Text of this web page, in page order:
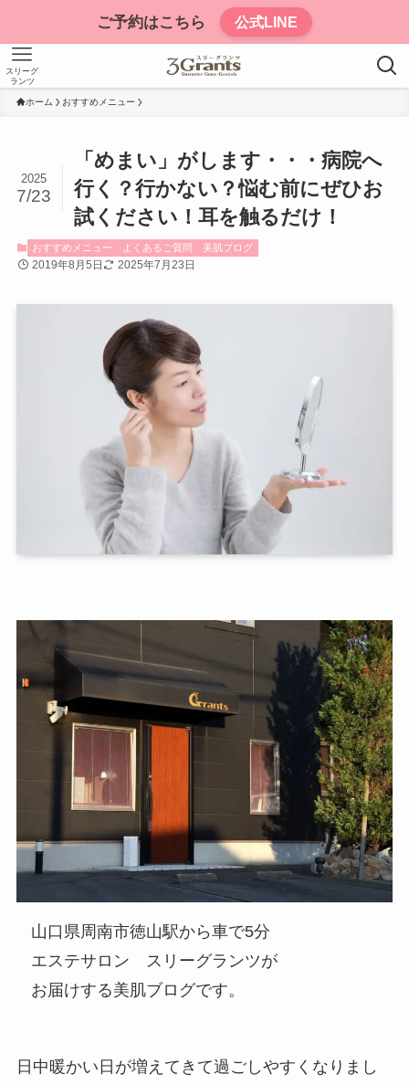
ご予約はこちら 公式LINE
スリーグ
ランツ
ホーム おすすめメニュー
「めまい」がします・・・病院へ
行く？行かない？悩む前にぜひお
試ください！耳を触るだけ！
2025
7/23
おすすめメニュー よくあるご質問 美肌ブログ
2019年8月5日 2025年7月23日
山口県周南市徳山駅から車で5分
エステサロン スリーグランツが
お届けする美肌ブログです。
日中暖かい日が増えてきて過ごしやすくなりまし